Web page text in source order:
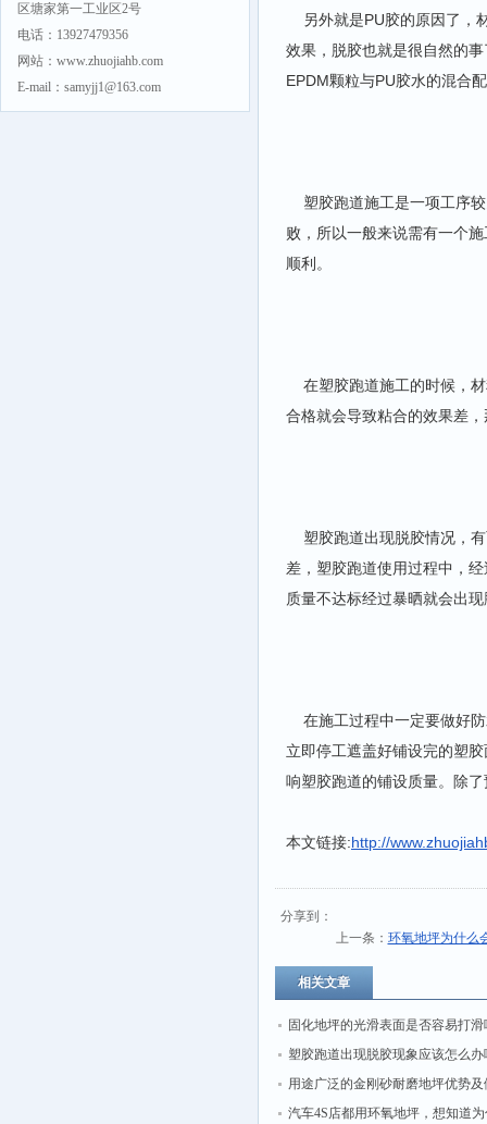
区塘家第一工业区2号
电话：13927479356
网站：www.zhuojiahb.com
E-mail：samyjj1@163.com
另外就是PU胶的原因了，
效果，脱胶也就是很自然的
EPDM颗粒与PU胶水的混合
塑胶跑道施工是一项工序较
败，所以一般来说需有一个
顺利。
在塑胶跑道施工的时候，材
合格就会导致粘合的效果差
塑胶跑道出现脱胶情况，有
差，塑胶跑道使用过程中，
质量不达标经过暴晒就会出
在施工过程中一定要做好防
立即停工遮盖好铺设完的塑
响塑胶跑道的铺设质量。除
本文链接:http://
分享到：
上一条： 环氧地坪为什么
相关文章
固化地坪的光滑表面是否容易打滑
塑胶跑道出现脱胶现象应该怎么办
用途广泛的金刚砂耐磨地坪优势及
汽车4S店都用环氧地坪，想知道